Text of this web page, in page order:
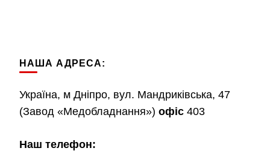
НАША АДРЕСА:
Україна, м Дніпро, вул. Мандриківська, 47
(Завод «Медобладнання») офіс 403
Наш телефон: